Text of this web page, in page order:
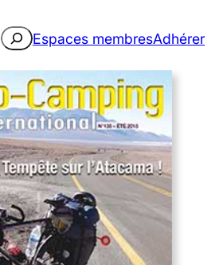
Rechercher
Espaces membresAdhérer